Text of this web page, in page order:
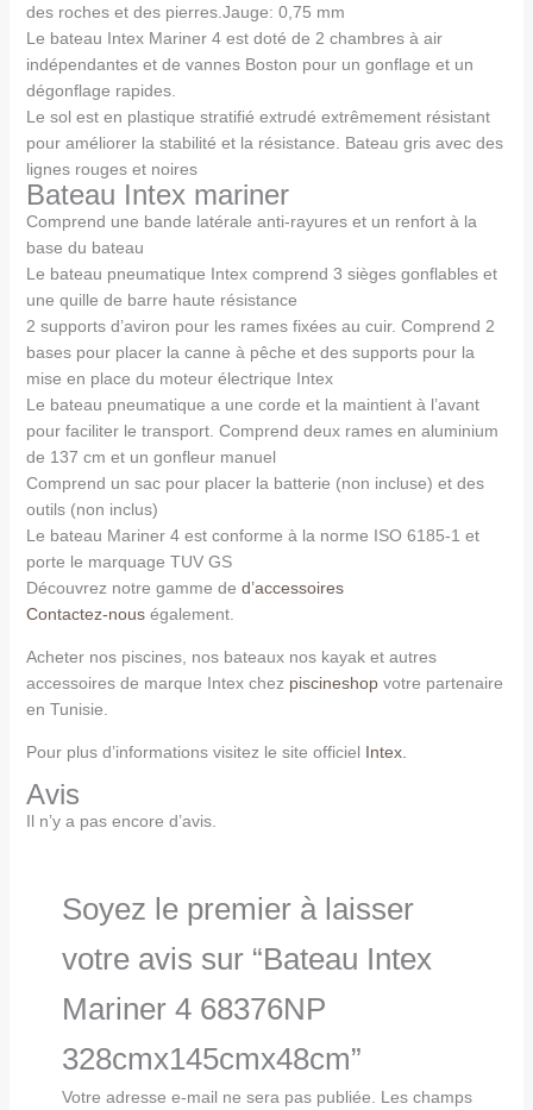
des roches et des pierres.Jauge: 0,75 mm
Le bateau Intex Mariner 4 est doté de 2 chambres à air
indépendantes et de vannes Boston pour un gonflage et un
dégonflage rapides.
Le sol est en plastique stratifié extrudé extrêmement résistant
pour améliorer la stabilité et la résistance. Bateau gris avec des
lignes rouges et noires
Bateau Intex mariner
Comprend une bande latérale anti-rayures et un renfort à la
base du bateau
Le bateau pneumatique Intex comprend 3 sièges gonflables et
une quille de barre haute résistance
2 supports d’aviron pour les rames fixées au cuir. Comprend 2
bases pour placer la canne à pêche et des supports pour la
mise en place du moteur électrique Intex
Le bateau pneumatique a une corde et la maintient à l’avant
pour faciliter le transport. Comprend deux rames en aluminium
de 137 cm et un gonfleur manuel
Comprend un sac pour placer la batterie (non incluse) et des
outils (non inclus)
Le bateau Mariner 4 est conforme à la norme ISO 6185-1 et
porte le marquage TUV GS
Découvrez notre gamme de d’accessoires
Contactez-nouségalement.
Acheter nos piscines, nos bateaux nos kayak et autres
accessoires de marque Intex chez piscineshopvotre partenaire
en Tunisie.
Pour plus d’informations visitez le site officiel Intex.
Avis
Il n’y a pas encore d’avis.
Soyez le premier à laisser
votre avis sur “Bateau Intex
Mariner 4 68376NP
328cmx145cmx48cm”
Votre adresse e-mail ne sera pas publiée.
Les champs